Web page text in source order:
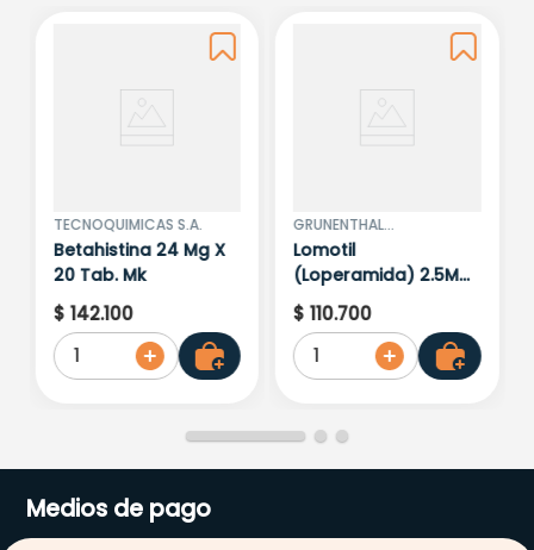
TECNOQUIMICAS S.A.
Betahistina 24 Mg X
20 Tab. Mk
$ 142.100
1
GRUNENTHAL
COLOMBIANA S.A
Lomotil
(Loperamida) 2.5Mg
X 4 Tabletas
$ 110.700
1
Medios de pago